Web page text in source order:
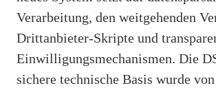
Verarbeitung, den weitgehenden
Drittanbieter-Skripte und
Einwilligungsmechanismen. Die
sichere technische Basis wurde